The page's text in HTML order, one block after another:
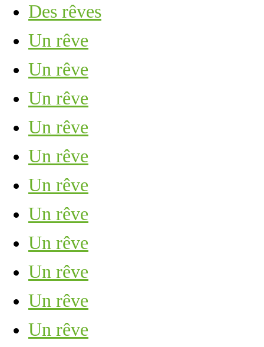
Des rêves
Un rêve
Un rêve
Un rêve
Un rêve
Un rêve
Un rêve
Un rêve
Un rêve
Un rêve
Un rêve
Un rêve